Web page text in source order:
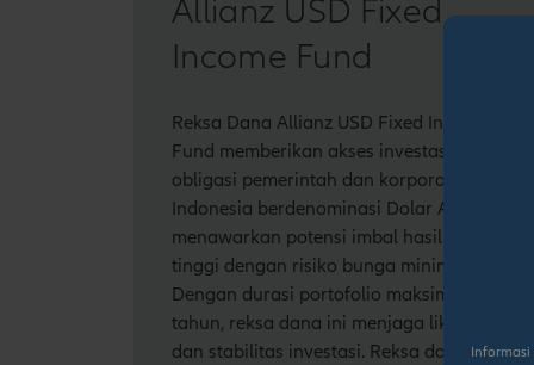
Allianz USD Fixed
Income Fund
Reksa Dana Allianz USD Fixed Income
Fund memberikan akses investasi di
obligasi pemerintah dan korporasi
Indonesia berdenominasi Dolar AS,
menawarkan potensi imbal hasil lebih
tinggi dengan risiko bunga minimal.
Dengan durasi portofolio maksimal 4
tahun, reksa dana ini menjaga likuiditas
dan stabilitas investasi. Reksa dana ini